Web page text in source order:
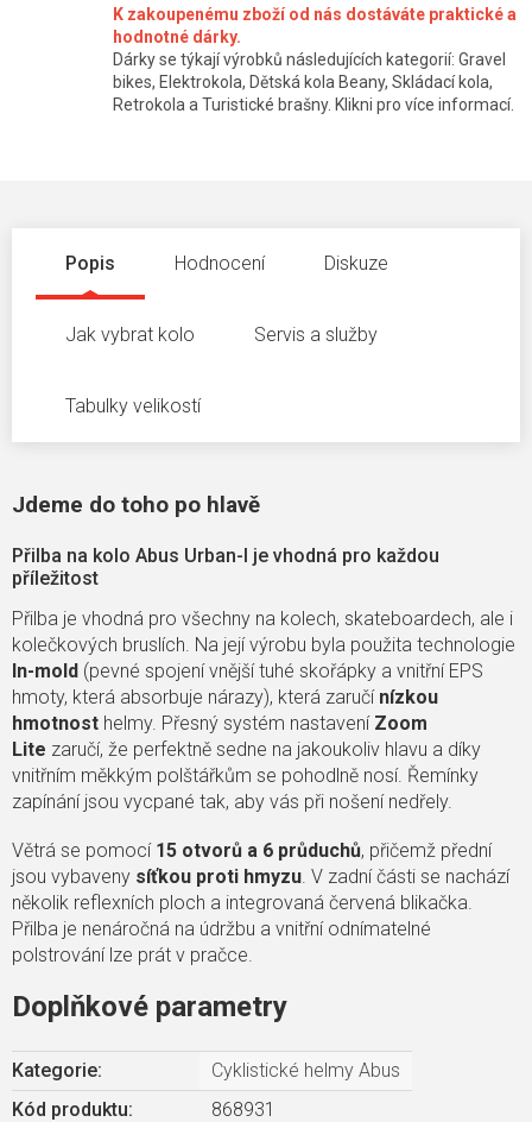
K zakoupenému zboží od nás dostáváte praktické a
hodnotné dárky.
Dárky se týkají výrobků následujících kategorií: Gravel
bikes, Elektrokola, Dětská kola Beany, Skládací kola,
Retrokola a Turistické brašny. Klikni pro více informací.
Popis Hodnocení Diskuze
Jak vybrat kolo Servis a služby
Tabulky velikostí
Jdeme do toho po hlavě
Přilba na kolo Abus Urban-I je vhodná pro každou
příležitost
Přilba je vhodná pro všechny na kolech, skateboardech, ale i
kolečkových bruslích. Na její výrobu byla použita technologie
In-mold (pevné spojení vnější tuhé skořápky a vnitřní EPS
hmoty, která absorbuje nárazy), která zaručí nízkou
hmotnost helmy. Přesný systém nastavení Zoom
Lite zaručí, že perfektně sedne na jakoukoliv hlavu a díky
vnitřním měkkým polštářkům se pohodlně nosí. Řemínky
zapínání jsou vycpané tak, aby vás při nošení nedřely.
Větrá se pomocí 15 otvorů a 6 průduchů, přičemž přední
jsou vybaveny síťkou proti hmyzu. V zadní části se nachází
několik reflexních ploch a integrovaná červená blikačka.
Přilba je nenáročná na údržbu a vnitřní odnímatelné
polstrování lze prát v pračce.
Doplňkové parametry
Kategorie:
Cyklistické helmy Abus
Kód produktu:
868931